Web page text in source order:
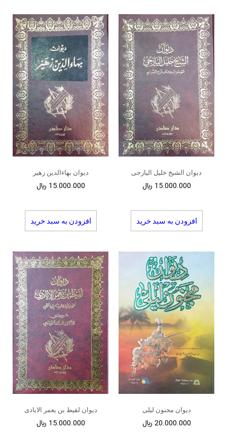
دیوان الشیخ خلیل الیازجی
15.000.000 ﷼
افزودن به سبد خرید
دیوان بهاءالدین زهیر
15.000.000 ﷼
افزودن به سبد خرید
دیوان مجنون لیلی
20.000.000 ﷼
دیوان لقیط بن یعمر الایادی
15.000.000 ﷼